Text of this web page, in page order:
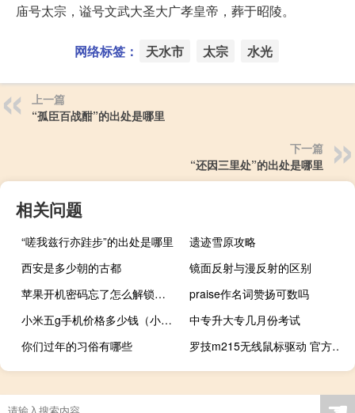
庙号太宗，谥号文武大圣大广孝皇帝，葬于昭陵。
网络标签： 天水市 太宗 水光
上一篇
“孤臣百战酣”的出处是哪里
下一篇
“还因三里处”的出处是哪里
相关问题
“嗟我兹行亦跬步”的出处是哪里
遗迹雪原攻略
西安是多少朝的古都
镜面反射与漫反射的区别
苹果开机密码忘了怎么解锁手机（苹果开机密码忘了怎么解锁）
praise作名词赞扬可数吗
小米五g手机价格多少钱（小米五）
中专升大专几月份考试
你们过年的习俗有哪些
罗技m215无线鼠标驱动 官方版（罗技m215无线鼠标驱动 官方版功能简介）